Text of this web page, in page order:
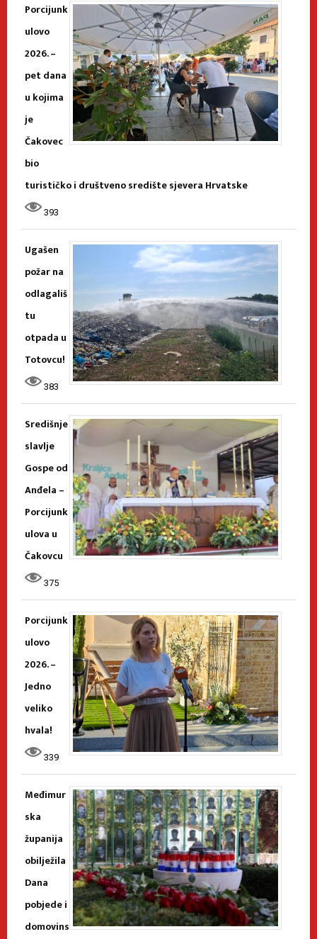
Porcijunk
ulovo
2026. –
pet dana
u kojima
je
Čakovec
bio
turističko i društveno središte sjevera Hrvatske
393
Ugašen
požar na
odlagališ
tu
otpada u
Totovcu!
383
Središnje
slavlje
Gospe od
Anđela –
Porcijunk
ulova u
Čakovcu
375
Porcijunk
ulovo
2026. –
Jedno
veliko
hvala!
339
Međimur
ska
županija
obilježila
Dana
pobjede i
domovins